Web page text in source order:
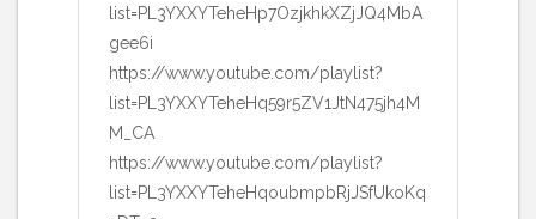
list=PL3YXXYTeheHp7OzjkhkXZjJQ4MbA
gee6i
https://www.youtube.com/playlist?
list=PL3YXXYTeheHq59r5ZV1JtN475jh4M
M_CA
https://www.youtube.com/playlist?
list=PL3YXXYTeheHqoubmpbRjJSfUkoKq